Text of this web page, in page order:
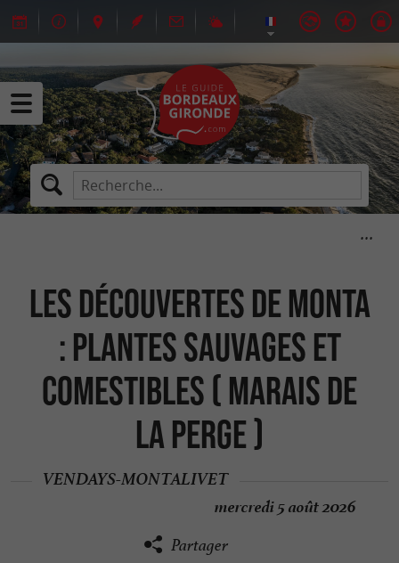
Les découvertes de Monta
: Plantes sauvages et
comestibles ( marais de
la perge )
VENDAYS-MONTALIVET
mercredi 5 août 2026
Partager